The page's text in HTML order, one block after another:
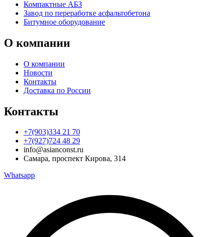
Компактные АБЗ
Завод по переработке асфальтобетона
Битумное оборудование
О компании
О компании
Новости
Контакты
Доставка по России
Контакты
+7(903)334 21 70
+7(927)724 48 29
info@asianconst.ru
Самара, проспект Кирова, 314
Whatsapp